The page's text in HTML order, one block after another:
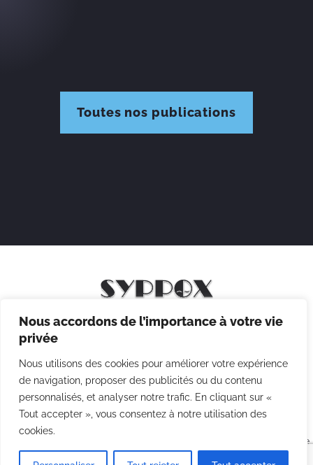
Nous accordons de l’importance à votre vie
privée
Nous utilisons des cookies pour améliorer votre expérience
de navigation, proposer des publicités ou du contenu
personnalisés, et analyser notre trafic. En cliquant sur «
Tout accepter », vous consentez à notre utilisation des
cookies.
Toutes nos publications
Mentions légales
Politique des cookies
CGV
Agence
Point Com